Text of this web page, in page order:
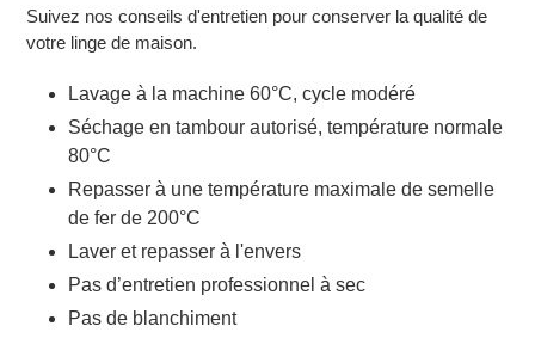
Suivez nos conseils d'entretien pour conserver la qualité de
votre linge de maison.
Lavage à la machine 60°C, cycle modéré
Séchage en tambour autorisé, température normale
80°C
Repasser à une température maximale de semelle
de fer de 200°C
Laver et repasser à l'envers
Pas d’entretien professionnel à sec
Pas de blanchiment